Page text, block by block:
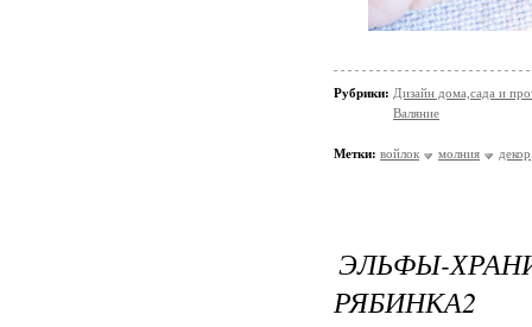
Рубрики: Дизайн дома,сада и
Валяние
Метки: войлок молния декор
ЭЛЬФЫ-
РЯБИНКА2